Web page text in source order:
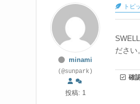
minami
(@sunpark)
投稿: 1
トピ
ださい
確